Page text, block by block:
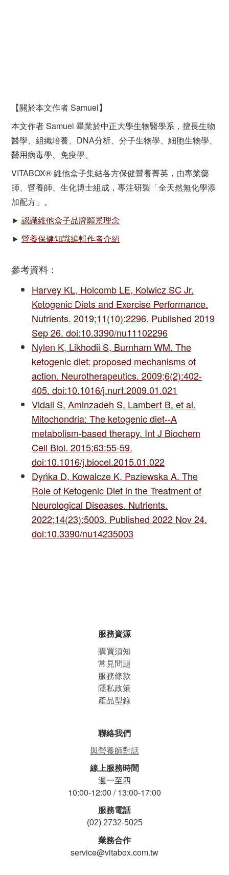
【關於本文作者 Samuel】
本文作者 Samuel 畢業於中正大學生物醫學系，擅長生物
醫學、組織培養、DNA分析、分子生物學、細胞生物學、
醫用病毒學、免疫學。
VITABOX® 維他盒子集結各方保健營養菁英，由專業藥
師、營養師、生化博士組成，專注研製「全天然無化學添
加配方」。
► 認識維他盒子品牌願景理念
► 營養保健知識編輯作者介紹
參考資料：
Harvey KL, Holcomb LE, Kolwicz SC Jr.
Ketogenic Diets and Exercise Performance.
Nutrients. 2019;11(10):2296. Published 2019
Sep 26. doi:10.3390/nu11102296
Nylen K, Likhodii S, Burnham WM. The
ketogenic diet: proposed mechanisms of
action. Neurotherapeutics. 2009;6(2):402-
405. doi:10.1016/j.nurt.2009.01.021
Vidali S, Aminzadeh S, Lambert B, et al.
Mitochondria: The ketogenic diet--A
metabolism-based therapy. Int J Biochem
Cell Biol. 2015;63:55-59.
doi:10.1016/j.biocel.2015.01.022
Dyńka D, Kowalcze K, Paziewska A. The
Role of Ketogenic Diet in the Treatment of
Neurological Diseases. Nutrients.
2022;14(23):5003. Published 2022 Nov 24.
doi:10.3390/nu14235003
服務資源
購買須知
常見問題
服務條款
隱私政策
產品型錄
聯絡我們
與營養師對話
線上服務時間
週一至四
10:00-12:00 / 13:00-17:00
服務電話
(02) 2732-5025
業務合作
service@vitabox.com.tw